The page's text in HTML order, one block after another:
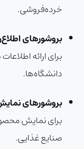
خرده‌فروشی.
بروشورهای
برای ارائه
دانشگاه‌ها.
بروشورهای
برای نمایش
صنایع غذایی.